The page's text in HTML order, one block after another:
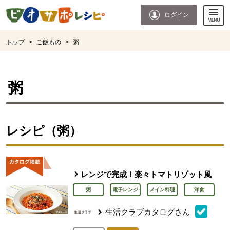
ページの先頭です。
ログイン
トップ > ご飯もの > 粥
粥
レシピ（粥）
レンジで完成！楽々トマトリゾット風
粥 電子レンジ メイン料理 洋食
生活クラブカタログさん